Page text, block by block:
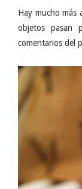
Hay mucho más
objetos pasan
comentarios del